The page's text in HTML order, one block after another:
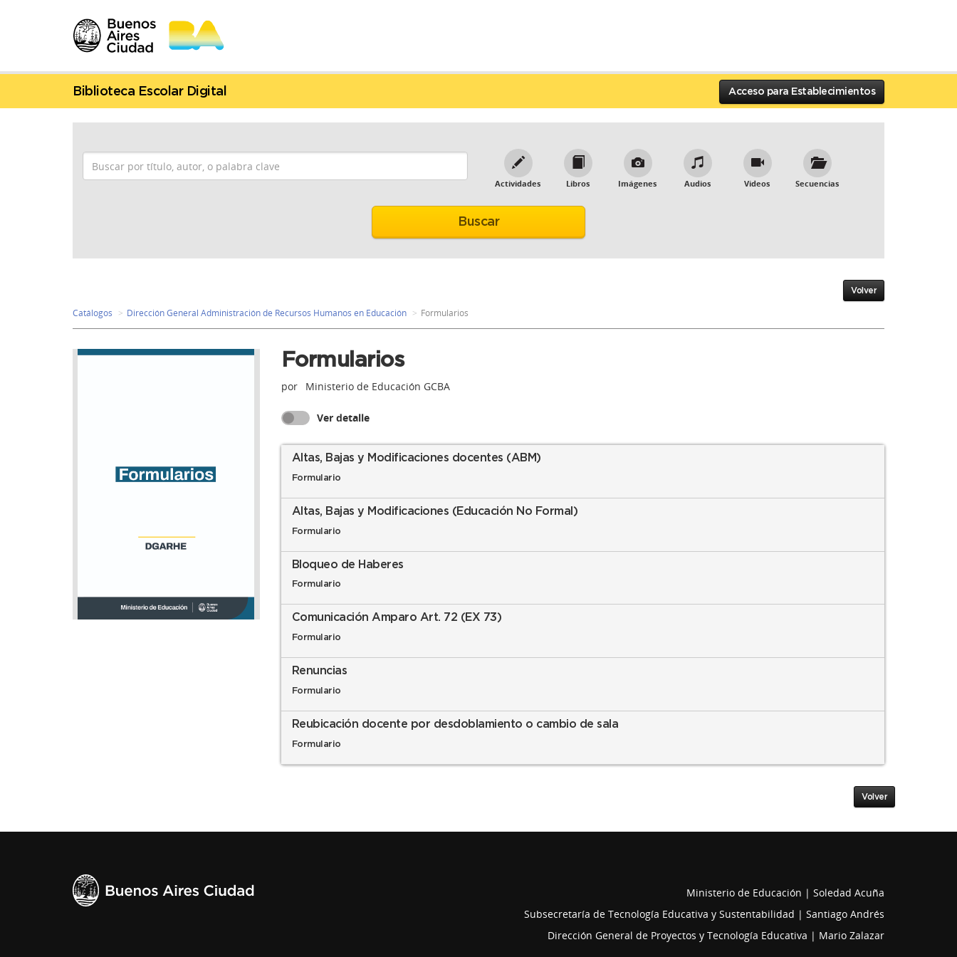
Biblioteca Escolar Digital Acceso para Establecimientos
Actividades Libros Imágenes Audios Videos Secuencias
Volver
Catálogos Dirección General Administración de Recursos Humanos en Educación Formularios
Formularios
por Ministerio de Educación GCBA
Ver detalle
Altas, Bajas y Modificaciones docentes (ABM)
Formulario
Altas, Bajas y Modificaciones (Educación No Formal)
Formulario
Bloqueo de Haberes
Formulario
Comunicación Amparo Art. 72 (EX 73)
Formulario
Renuncias
Formulario
Reubicación docente por desdoblamiento o cambio de sala
Formulario
Volver
Ministerio de Educación | Soledad Acuña
Subsecretaría de Tecnología Educativa y Sustentabilidad | Santiago Andrés
Dirección General de Proyectos y Tecnología Educativa | Mario Zalazar